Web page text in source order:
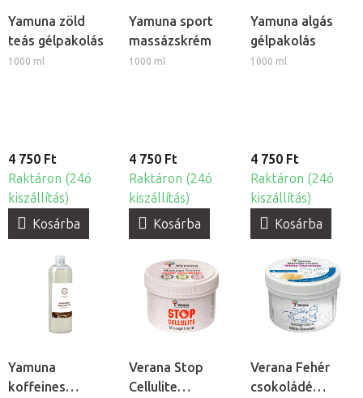
Yamuna zöld
teás gélpakolás
1000 ml
4 750 Ft
Raktáron (24ó
kiszállítás)
Kosárba
Yamuna sport
massázskrém
1000 ml
4 750 Ft
Raktáron (24ó
kiszállítás)
Kosárba
Yamuna algás
gélpakolás
1000 ml
4 750 Ft
Raktáron (24ó
kiszállítás)
Kosárba
Yamuna
koffeines
Verana Stop
Cellulite
Verana Fehér
csokoládé